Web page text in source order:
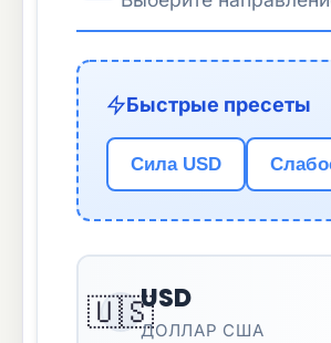
Быстрые пресеты
Сила USD
🇺🇸USD
ДОЛЛАР США